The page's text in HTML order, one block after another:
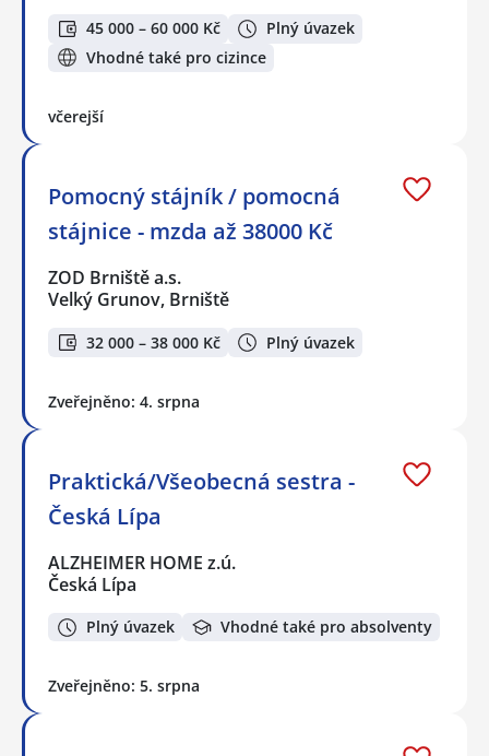
45 000 – 60 000 Kč
Plný úvazek
Vhodné také pro cizince
včerejší
Pomocný stájník / pomocná
stájnice - mzda až 38000 Kč
ZOD Brniště a.s.
Velký Grunov, Brniště
32 000 – 38 000 Kč Plný úvazek
Zveřejněno: 4. srpna
Praktická/Všeobecná sestra -
Česká Lípa
ALZHEIMER HOME z.ú.
Česká Lípa
Plný úvazek Vhodné také pro absolventy
Zveřejněno: 5. srpna